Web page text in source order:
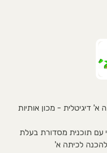
דיגיטלית - מכון אותיות
תוכנית מסדורת בעלת